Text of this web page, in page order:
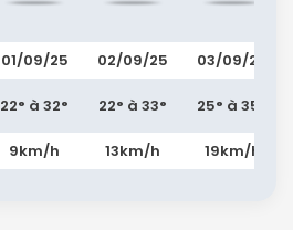
01/09/25
22° à 32°
9km/h
02/09/25
22° à 33°
13km/h
03/09/25
25° à 35°
19km/h